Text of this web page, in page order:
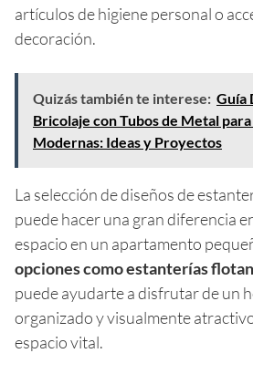
artículos de higiene personal o
decoración.
Quizás también te interese: Guía
Bricolaje con Tubos de Metal
Modernas: Ideas y Proyectos
La selección de diseños de
puede hacer una gran diferencia
espacio en un apartamento
opciones como estanterías
puede ayudarte a disfrutar de un
organizado y visualmente
espacio vital.